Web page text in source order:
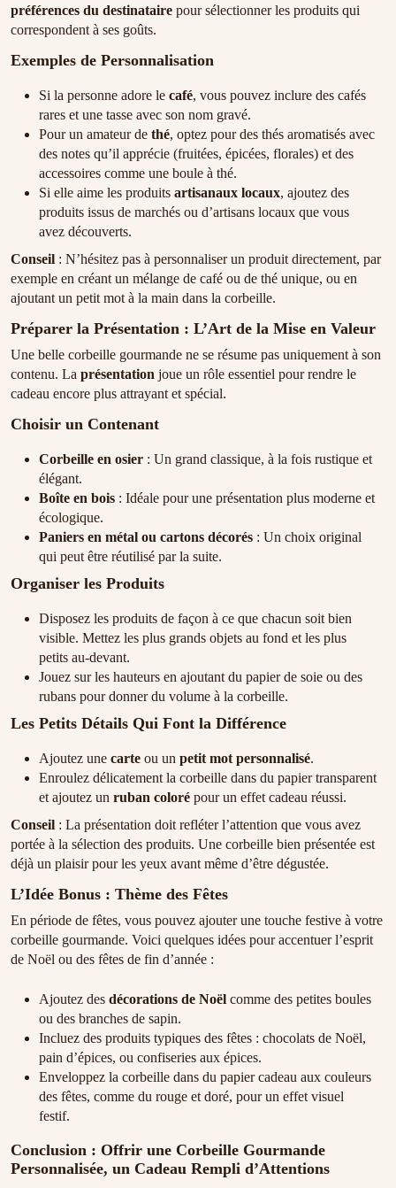
préférences du destinataire pour sélectionner les produits qui
correspondent à ses goûts.
Exemples de Personnalisation
Si la personne adore le café, vous pouvez inclure des cafés
rares et une tasse avec son nom gravé.
Pour un amateur de thé, optez pour des thés aromatisés avec
des notes qu’il apprécie (fruitées, épicées, florales) et des
accessoires comme une boule à thé.
Si elle aime les produits artisanaux locaux, ajoutez des
produits issus de marchés ou d’artisans locaux que vous
avez découverts.
Conseil : N’hésitez pas à personnaliser un produit directement, par
exemple en créant un mélange de café ou de thé unique, ou en
ajoutant un petit mot à la main dans la corbeille.
Préparer la Présentation : L’Art de la Mise en Valeur
Une belle corbeille gourmande ne se résume pas uniquement à son
contenu. La présentation joue un rôle essentiel pour rendre le
cadeau encore plus attrayant et spécial.
Choisir un Contenant
Corbeille en osier : Un grand classique, à la fois rustique et
élégant.
Boîte en bois : Idéale pour une présentation plus moderne et
écologique.
Paniers en métal ou cartons décorés : Un choix original
qui peut être réutilisé par la suite.
Organiser les Produits
Disposez les produits de façon à ce que chacun soit bien
visible. Mettez les plus grands objets au fond et les plus
petits au-devant.
Jouez sur les hauteurs en ajoutant du papier de soie ou des
rubans pour donner du volume à la corbeille.
Les Petits Détails Qui Font la Différence
Ajoutez une carte ou un petit mot personnalisé.
Enroulez délicatement la corbeille dans du papier transparent
et ajoutez un ruban coloré pour un effet cadeau réussi.
Conseil : La présentation doit refléter l’attention que vous avez
portée à la sélection des produits. Une corbeille bien présentée est
déjà un plaisir pour les yeux avant même d’être dégustée.
L’Idée Bonus : Thème des Fêtes
En période de fêtes, vous pouvez ajouter une touche festive à votre
corbeille gourmande. Voici quelques idées pour accentuer l’esprit
de Noël ou des fêtes de fin d’année :
Ajoutez des décorations de Noël comme des petites boules
ou des branches de sapin.
Incluez des produits typiques des fêtes : chocolats de Noël,
pain d’épices, ou confiseries aux épices.
Enveloppez la corbeille dans du papier cadeau aux couleurs
des fêtes, comme du rouge et doré, pour un effet visuel
festif.
Conclusion : Offrir une Corbeille Gourmande
Personnalisée, un Cadeau Rempli d’Attentions